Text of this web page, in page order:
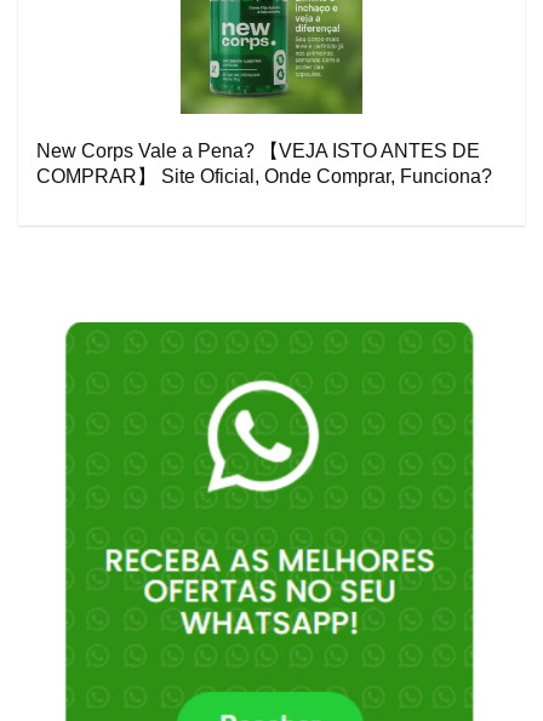
New Corps Vale a Pena? 【VEJA ISTO ANTES DE
COMPRAR】 Site Oficial, Onde Comprar, Funciona?